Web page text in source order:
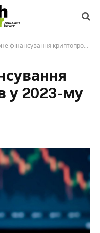
криптопроєктів у 2023-му впало на 65%
у 2023-му